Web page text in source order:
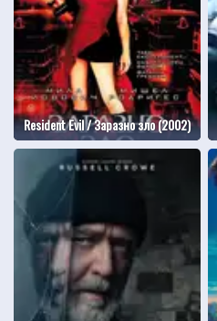
Resident Evil / Заразно зло (2002)